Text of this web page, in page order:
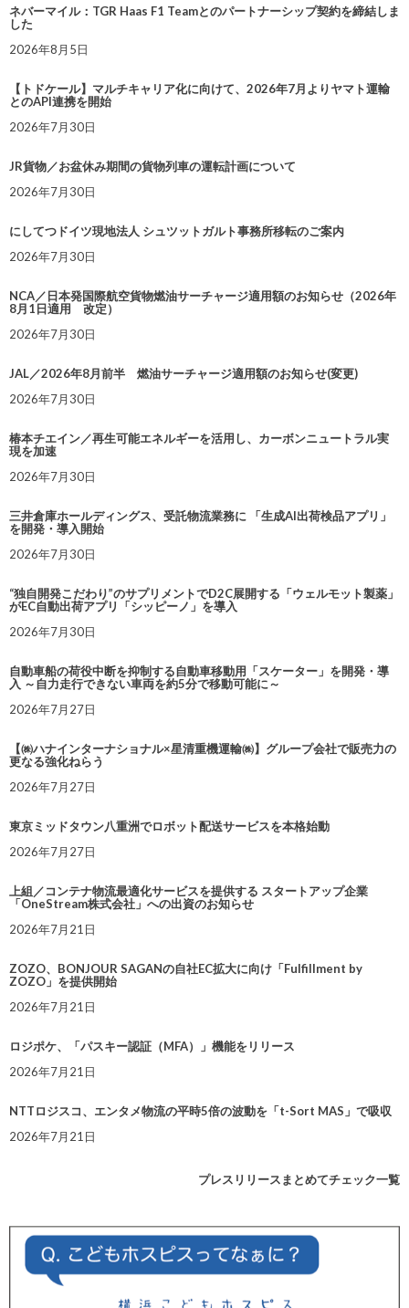
ネバーマイル：TGR Haas F1 Teamとのパートナーシップ契約を締結しま
した
2026年8月5日
【トドケール】マルチキャリア化に向けて、2026年7月よりヤマト運輸
とのAPI連携を開始
2026年7月30日
JR貨物／お盆休み期間の貨物列車の運転計画について
2026年7月30日
にしてつドイツ現地法人 シュツットガルト事務所移転のご案内
2026年7月30日
NCA／日本発国際航空貨物燃油サーチャージ適用額のお知らせ（2026年
8月1日適用 改定）
2026年7月30日
JAL／2026年8月前半 燃油サーチャージ適用額のお知らせ(変更)
2026年7月30日
椿本チエイン／再生可能エネルギーを活用し、カーボンニュートラル実
現を加速
2026年7月30日
三井倉庫ホールディングス、受託物流業務に 「生成AI出荷検品アプリ」
を開発・導入開始
2026年7月30日
“独自開発こだわり”のサプリメントでD2C展開する「ウェルモット製薬」
がEC自動出荷アプリ「シッピーノ」を導入
2026年7月30日
自動車船の荷役中断を抑制する自動車移動用「スケーター」を開発・導
入 ～自力走行できない車両を約5分で移動可能に～
2026年7月27日
【㈱ハナインターナショナル×星清重機運輸㈱】グループ会社で販売力の
更なる強化ねらう
2026年7月27日
東京ミッドタウン八重洲でロボット配送サービスを本格始動
2026年7月27日
上組／コンテナ物流最適化サービスを提供する スタートアップ企業
「OneStream株式会社」への出資のお知らせ
2026年7月21日
ZOZO、BONJOUR SAGANの自社EC拡大に向け「Fulfillment by
ZOZO」を提供開始
2026年7月21日
ロジポケ、「パスキー認証（MFA）」機能をリリース
2026年7月21日
NTTロジスコ、エンタメ物流の平時5倍の波動を「t-Sort MAS」で吸収
2026年7月21日
プレスリリースまとめてチェック一覧